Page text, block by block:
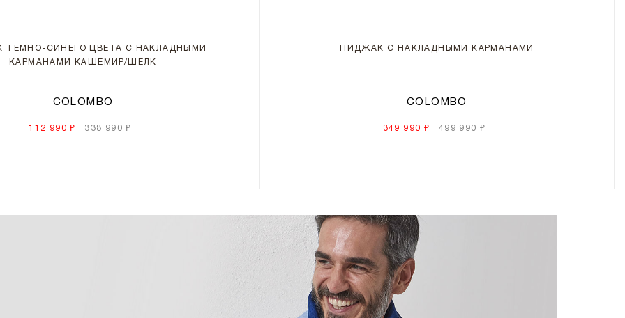
ТЕМНО-СИНЕГО ЦВЕТА С НАКЛАДНЫМИ
КАРМАНАМИ КАШЕМИР/ШЕЛК
COLOMBO
112 990 ₽ 338 990 ₽
ПИДЖАК С НАКЛАДНЫМИ КАРМАНАМИ
COLOMBO
349 990 ₽ 499 990 ₽